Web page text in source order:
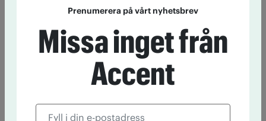
Prenumerera på vårt nyhetsbrev
Missa inget från
Accent